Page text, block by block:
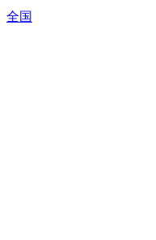
全国